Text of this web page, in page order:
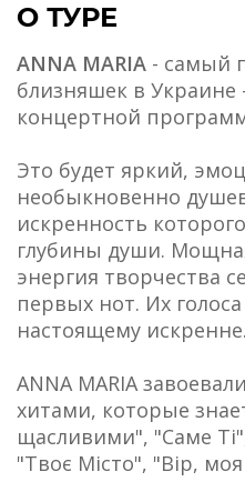
О ТУРЕ
ANNA MARIA - самый
близняшек в Украине
концертной
Это будет яркий,
необыкновенно
искренность
глубины души.
энергия творчества
первых нот. Их
настоящему искренне.
ANNA MARIA
хитами, которые
щасливими", "Саме
"Твоє Місто", "Вір,